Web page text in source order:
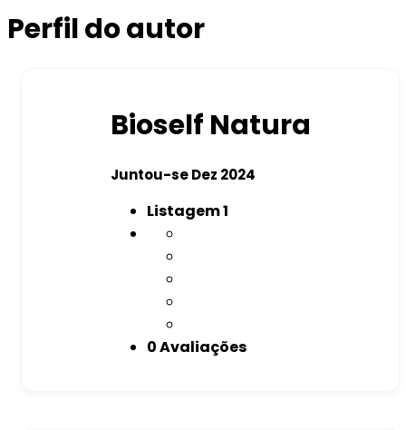
Perfil do autor
Bioself Natura
Juntou-se Dez 2024
Listagem1
0 Avaliações